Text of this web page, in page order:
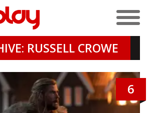
RUSSELL CROWE
6